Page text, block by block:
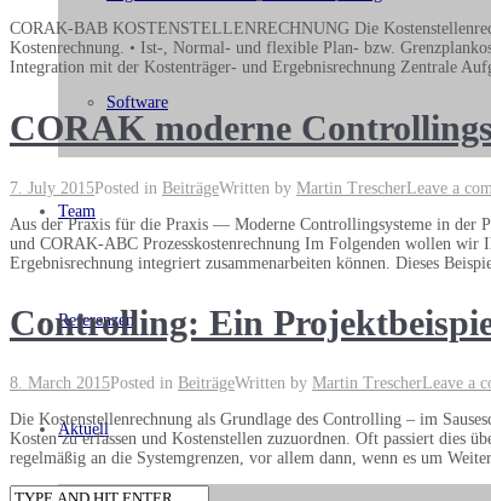
Software
Team
Referenzen
Aktuell
CORAK-BAB KOSTENSTELLENRECHNUNG Die
Kostenrechnung. • Ist-, Normal- und flexible Plan- bzw.
Integration mit der Kostenträger- und Ergebnisrechnung Zentrale
CORAK moderne
7. July 2015Posted in BeiträgeWritten by Martin TrescherLeave a
Aus der Praxis für die Praxis — Moderne Controllingsysteme in der
und CORAK-ABC Prozesskostenrechnung Im Folgenden wollen wir
Ergebnisrechnung integriert zusammenarbeiten können. Dieses
Controlling: Ein
8. March 2015Posted in BeiträgeWritten by Martin TrescherLeave a
Die Kostenstellenrechnung als Grundlage des Controlling – im
Kosten zu erfassen und Kostenstellen zuzuordnen. Oft passiert dies
regelmäßig an die Systemgrenzen, vor allem dann, wenn es um